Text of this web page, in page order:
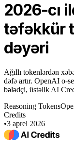
2026-cı
təfəkkür
dəyəri
Ağıllı tokenlərdən
dəfə artır. OpenAI o-
bələdçi, üstəlik AI
Reasoning Tokens
Credits
•3 aprel 2026